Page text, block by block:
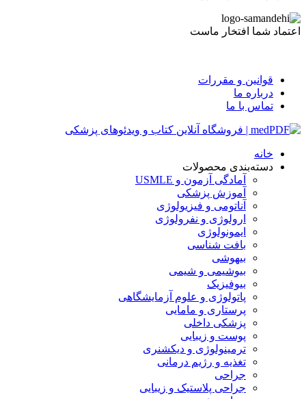
اعتماد شما افتخار ماست
قوانین و مقررات
درباره ما
تماس با ما
خانه
دسته‌بندی محصولات
آمادگی آزمون و USMLE
آموزش پزشکی
آناتومی و فیزیولوژی
ارولوژی و نفرولوژی
ایمونولوژی
بافت شناسی
بیهوشی
بیوشیمی و شیمی
بیوفیزیک
پاتولوژی و علوم آزمایشگاهی
پرستاری و مامایی
پزشکی داخلی
پوست و زیبایی
ترمینولوژی و دیکشنری
تغذیه و رژیم درمانی
جراحی
جراحی پلاستیک و زیبایی